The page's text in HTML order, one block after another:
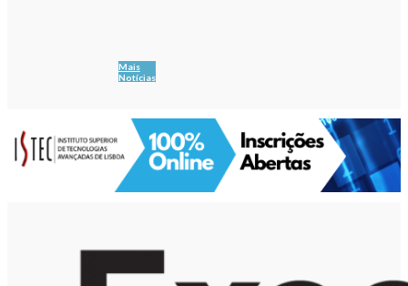
Mais
Notícias